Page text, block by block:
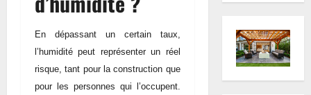
En dépassant un certain taux,
l’humidité peut représenter un réel
risque, tant pour la construction que
pour les personnes qui l’occupent.